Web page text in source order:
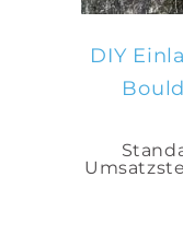
DIY